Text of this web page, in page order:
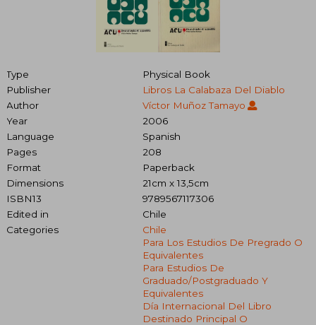
Type
Physical Book
Publisher
Libros La Calabaza Del Diablo
Author
Víctor Muñoz Tamayo
Year
2006
Language
Spanish
Pages
208
Format
Paperback
Dimensions
21cm x 13,5cm
ISBN13
9789567117306
Edited in
Chile
Categories
Chile
Para Los Estudios De Pregrado O
Equivalentes
Para Estudios De
Graduado/postgraduado Y
Equivalentes
Día Internacional Del Libro
Destinado Principal O